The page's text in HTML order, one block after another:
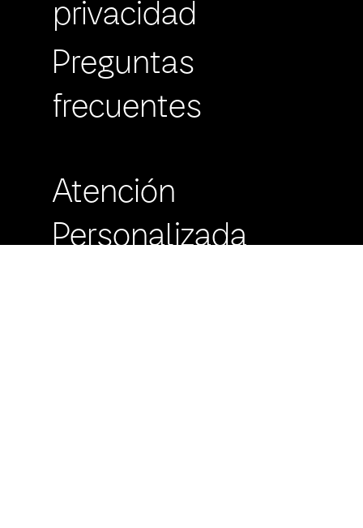
privacidad
Preguntas
frecuentes
Atención
Personalizada